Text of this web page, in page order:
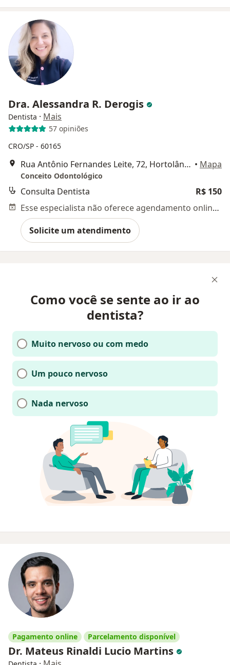
Dra. Alessandra R. Derogis
Dentista · Mais
57 opiniões
CRO/SP - 60165
Rua Antônio Fernandes Leite, 72, Hortolândia • Mapa
Conceito Odontológico
Consulta Dentista
R$ 150
Esse especialista não oferece agendamento online para esse endereço.
Solicite um atendimento
Como você se sente ao ir ao
dentista?
Muito nervoso ou com medo
Um pouco nervoso
Nada nervoso
Pagamento online Parcelamento disponível
Dr. Mateus Rinaldi Lucio Martins